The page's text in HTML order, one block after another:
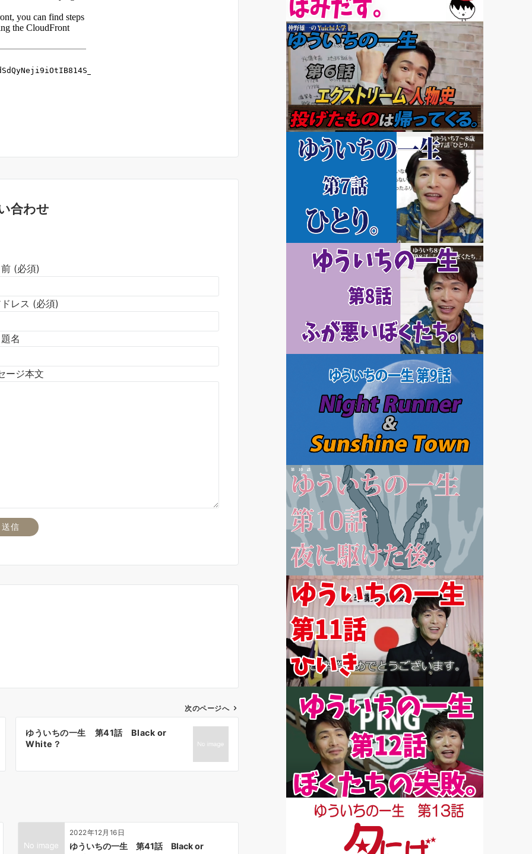
合わせ
(必須)
レス (必須)
題名
ージ本文
次のページへ
ゆういちの一生 第41話 Black or
White？
2022年12月16日
ゆういちの一生 第41話 Black or